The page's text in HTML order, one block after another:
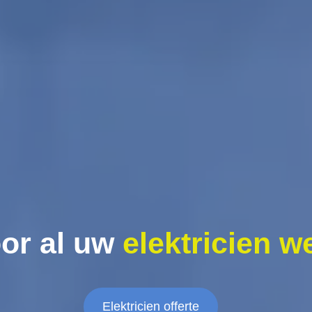
al uw elektricien
Elektricien offerte